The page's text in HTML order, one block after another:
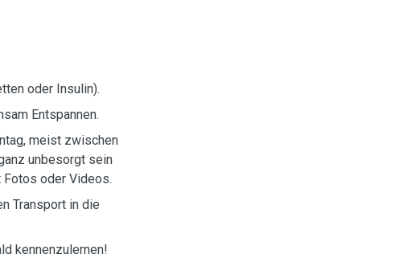
oder Insulin).
Entspannen.
meist zwischen
unbesorgt sein
Fotos oder Videos.
Transport in die
kennenzulernen!